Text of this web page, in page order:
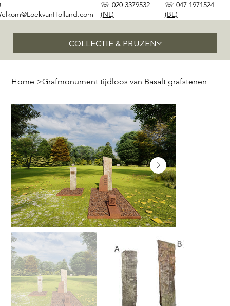
COLLECTIE & PRIJZEN
☏ 020 3379532
(NL)
☏ 047 1971524
(BE)
Home >Grafmonument tijdloos van Basalt grafstenen